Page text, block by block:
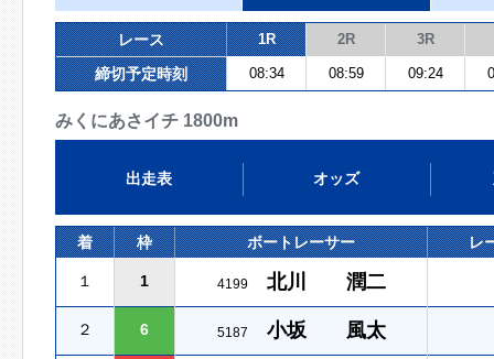
レース 1R 2R 3R
締切予定時刻 08:34 08:59 09:24
みくにあさイチ 1800m
出走表 オッズ
着 枠 ボートレーサー レ
１ 1 4199 北川 潤二
２ 6 5187 小坂 風太